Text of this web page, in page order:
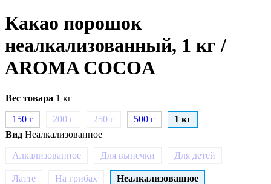
Какао порошок
неалкализованный, 1 кг /
AROMA COCOA
Вес товара 1 кг
150 г 200 г 250 г 500 г
1 кг
Вид Неалкализованное
Алкализованное Для выпечки Для детей
Латте На грибах Неалкализованное